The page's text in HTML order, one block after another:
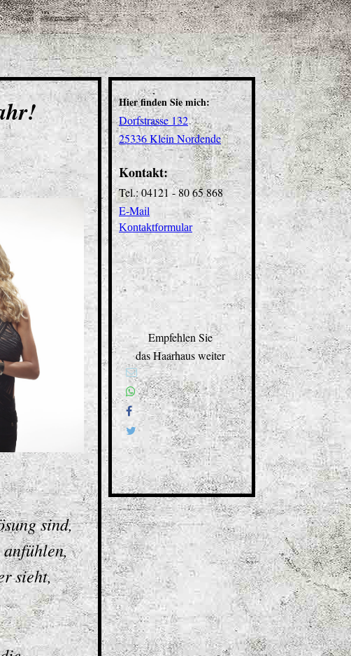
sind,
anfühlen,
sieht,
Hier finden Sie mich:
Dorfstrasse 132
25336 Klein Nordende
Kontakt:
Tel.: 04121 - 80 65 868
E-Mail
Kontaktformular
Empfehlen Sie
das Haarhaus weiter